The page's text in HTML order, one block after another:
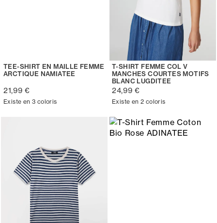
TEE-SHIRT EN MAILLE FEMME
ARCTIQUE NAMIATEE
21,99 €
Existe en 3 coloris
T-SHIRT FEMME COL V
MANCHES COURTES MOTIFS
BLANC LUGDITEE
24,99 €
Existe en 2 coloris